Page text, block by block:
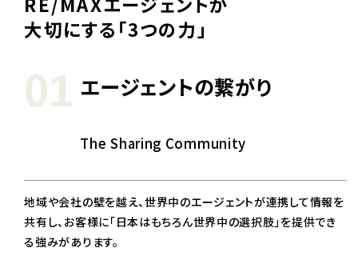
大切にする「3つの力」
01 エージェントの繋がり
The Sharing Community
地域や会社の壁を越え、世界中のエージェントが連携して情報を
共有し、お客様に「日本はもちろん世界中の選択肢」を提供でき
る強みがあります。